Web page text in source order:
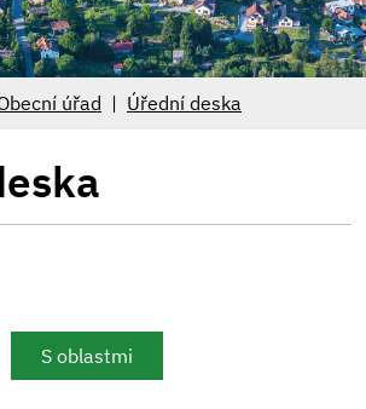
úřad Úřední deska
S oblastmi